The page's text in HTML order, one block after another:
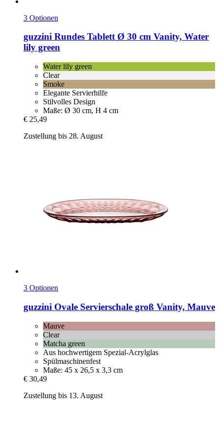
3 Optionen
guzzini Rundes Tablett Ø 30 cm Vanity, Water
lily green
Water lily green
Clear
Smoke
Elegante Servierhilfe
Stilvolles Design
Maße: Ø 30 cm, H 4 cm
€ 25,49
Zustellung bis 28. August
3 Optionen
guzzini Ovale Servierschale groß Vanity, Mauve
Mauve
Clear
Matcha green
Aus hochwertigem Spezial-Acrylglas
Spülmaschinenfest
Maße: 45 x 26,5 x 3,3 cm
€ 30,49
Zustellung bis 13. August